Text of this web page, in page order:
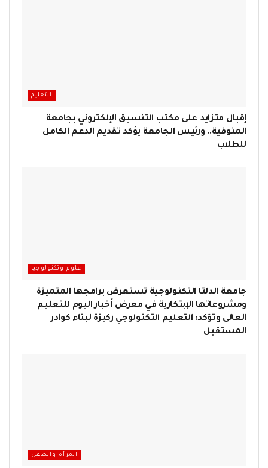
التعليم
إقبال متزايد على مكتب التنسيق الإلكتروني بجامعة
المنوفية.. ورئيس الجامعة يؤكد تقديم الدعم الكامل
للطلاب
علوم وتكنولوجيا
جامعة الدلتا التكنولوجية تستعرض برامجها المتميزة
ومشروعاتها الإبتكارية في معرض أخبار اليوم للتعليم
العالى وتؤكد: التعليم التكنولوجي ركيزة لبناء كوادر
المستقبل
المرأة والطفل